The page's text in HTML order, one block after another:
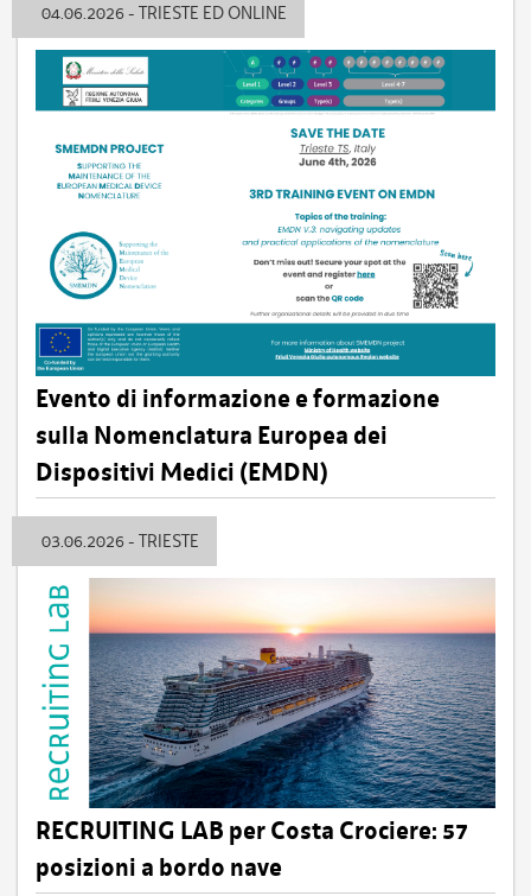
04.06.2026 - TRIESTE ED ONLINE
Evento di informazione e formazione
sulla Nomenclatura Europea dei
Dispositivi Medici (EMDN)
03.06.2026 - TRIESTE
RECRUITING LAB per Costa Crociere: 57
posizioni a bordo nave